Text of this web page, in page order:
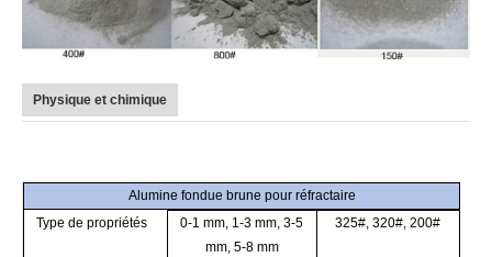
Physique et chimique
Alumine fondue brune pour réfractaire
Type de propriétés
0-1 mm, 1-3 mm, 3-5
mm, 5-8 mm
325#, 320#, 200#